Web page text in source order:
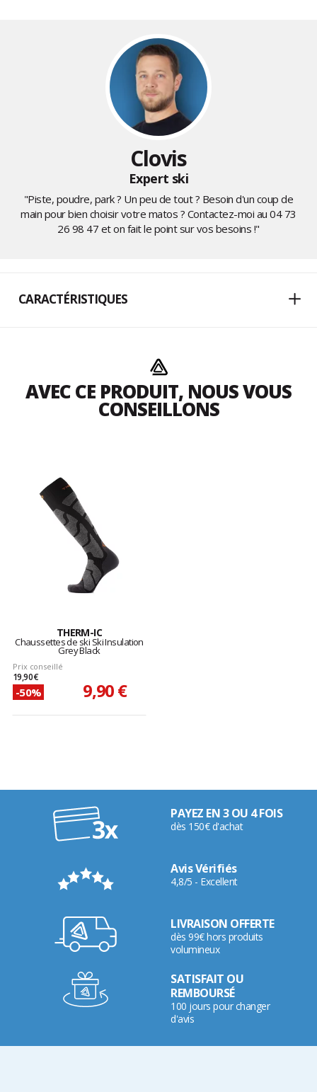
Clovis
Expert ski
"Piste, poudre, park ? Un peu de tout ? Besoin d'un coup de
main pour bien choisir votre matos ? Contactez-moi au04 73
26 98 47 et on fait le point sur vos besoins !"
CARACTÉRISTIQUES
AVEC CE PRODUIT, NOUS VOUS
CONSEILLONS
THERM-IC
Chaussettes de ski Ski Insulation
Grey Black
Prix conseillé
19,90 €
-50% 9,90 €
PAYEZ EN 3 OU 4 FOIS
dès 150€ d'achat
Avis Vérifiés
4,8/5 - Excellent
LIVRAISON OFFERTE
dès 99€ hors produits
volumineux
SATISFAIT OU
REMBOURSÉ
100 jours pour changer
d'avis